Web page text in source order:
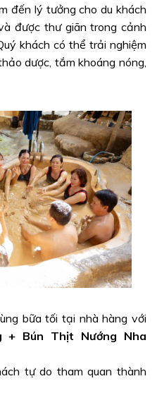
đến lý tưởng cho du khách
được thư giãn trong cảnh
khách có thể trải nghiệm
dược, tắm khoáng nóng,
bữa tối tại nhà hàng với
+ Bún Thịt Nướng Nha
tự do tham quan thành